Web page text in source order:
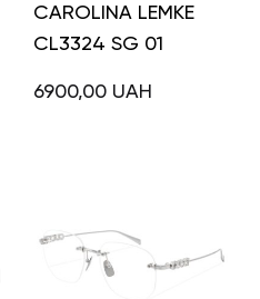
CAROLINA LEMKE
CL3324 SG 01
6900,00 UAH